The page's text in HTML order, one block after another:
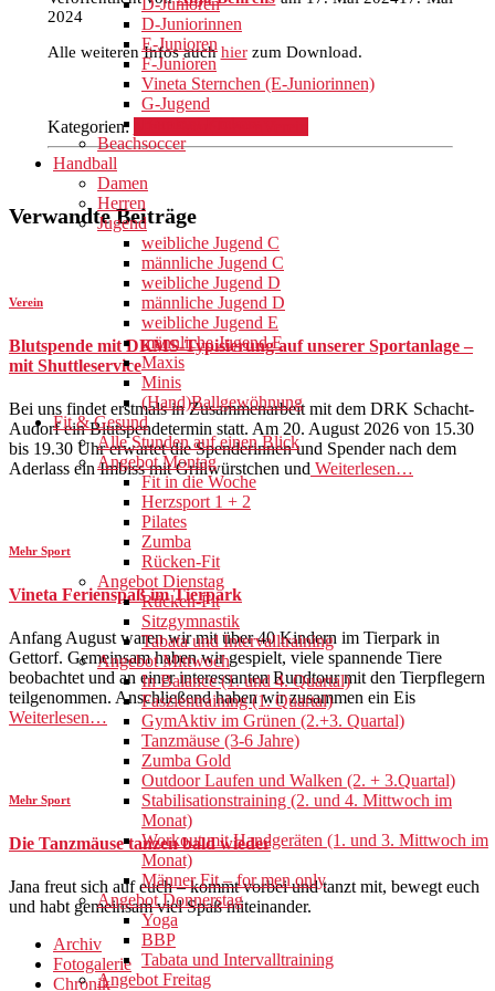
D-Junioren
D-Juniorinnen
E-Junioren
F-Junioren
Vineta Sternchen (E-Juniorinnen)
G-Jugend
Bambini Kickers
Beachsoccer
Handball
Damen
Herren
Jugend
weibliche Jugend C
männliche Jugend C
weibliche Jugend D
männliche Jugend D
weibliche Jugend E
männliche Jugend E
Maxis
Minis
(Hand)Ballgewöhnung
Fit & Gesund
Alle Stunden auf einen Blick
Angebot Montag
Fit in die Woche
Herzsport 1 + 2
Pilates
Zumba
Rücken-Fit
Angebot Dienstag
Rücken-Fit
Sitzgymnastik
Tabata und Intervalltraining
Angebot Mittwoch
In Balance (1. und 4. Quartal)
Faszientraining (1. Quartal)
GymAktiv im Grünen (2.+3. Quartal)
Tanzmäuse (3-6 Jahre)
Zumba Gold
Outdoor Laufen und Walken (2. + 3.Quartal)
Stabilisationstraining (2. und 4. Mittwoch im
Monat)
Workout mit Handgeräten (1. und 3. Mittwoch im
Monat)
Männer Fit – for men only
Angebot Donnerstag
Yoga
BBP
Tabata und Intervalltraining
Angebot Freitag
2024
Alle weiteren Infos auchhierzum Download.
Kategorien:
Verwandte Beiträge
Verein
Blutspende mit DKMS-Typisierung auf unserer Sportanlage –
mit Shuttleservice
Bei uns findet erstmals in Zusammenarbeit mit dem DRK Schacht-
Audorf ein Blutspendetermin statt. Am 20. August 2026 von 15.30
bis 19.30 Uhr erwartet die Spenderinnen und Spender nach dem
Aderlass ein Imbiss mit Grillwürstchen und Weiterlesen…
Mehr Sport
Vineta Ferienspaß im Tierpark
Anfang August waren wir mit über 40 Kindern im Tierpark in
Gettorf. Gemeinsam haben wir gespielt, viele spannende Tiere
beobachtet und an einer interessanten Rundtour mit den Tierpflegern
teilgenommen. Anschließend haben wir zusammen ein Eis
Weiterlesen…
Mehr Sport
Die Tanzmäuse tanzen bald wieder
Jana freut sich auf euch – kommt vorbei und tanzt mit, bewegt euch
und habt gemeinsam viel Spaß miteinander.
Archiv
Fotogalerie
Chronik